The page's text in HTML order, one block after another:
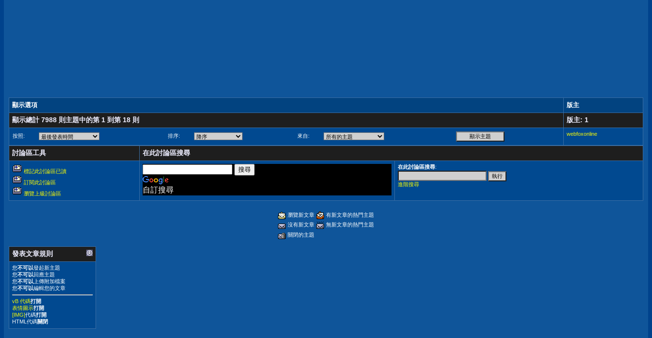
顯示選項 版主
顯示總計 7988 則主題中的第 1 到第 18 則 版主: 1
按照: 排序: 來自: webfoxonline
討論區工具 在此討論區搜尋
標記此討論區已讀
訂閱此討論區
瀏覽上級討論區
自訂搜尋
在此討論區搜尋:
進階搜尋
瀏覽新文章
有新文章的熱門主題
沒有新文章
無新文章的熱門主題
關閉的主題
發表文章規則
您不可以發起新主題
您不可以回應主題
您不可以 上傳附加檔案
您不可以編輯您的文章
vB 代碼打開
表情圖示打開
[IMG]代碼打開
HTML代碼關閉